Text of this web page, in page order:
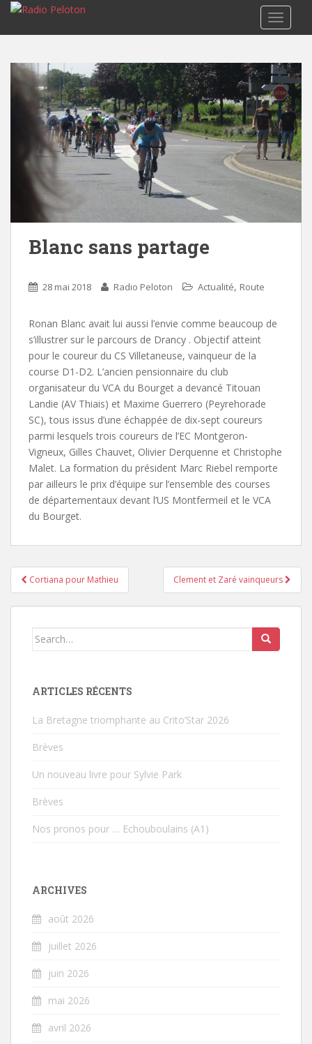
Blanc sans partage
28 mai 2018 Radio Peloton Actualité, Route
Ronan Blanc avait lui aussi l’envie comme beaucoup de
s’illustrer sur le parcours de Drancy . Objectif atteint
pour le coureur du CS Villetaneuse, vainqueur de la
course D1-D2. L’ancien pensionnaire du club
organisateur du VCA du Bourget a devancé Titouan
Landie (AV Thiais) et Maxime Guerrero (Peyrehorade
SC), tous issus d’une échappée de dix-sept coureurs
parmi lesquels trois coureurs de l’EC Montgeron-
Vigneux, Gilles Chauvet, Olivier Derquenne et Christophe
Malet. La formation du président Marc Riebel remporte
par ailleurs le prix d’équipe sur l’ensemble des courses
de départementaux devant l’US Montfermeil et le VCA
du Bourget.
Pagination d'article
Cortiana pour Mathieu Clement et Zaré vainqueurs
Search for:
ARTICLES RÉCENTS
La Bretagne triomphante au Crito’Star 2026
Brèves
Un nouveau livre pour Sylvie Park
Brèves
Nos pronos pour … Echouboulains (A1)
ARCHIVES
août 2026
juillet 2026
juin 2026
mai 2026
avril 2026